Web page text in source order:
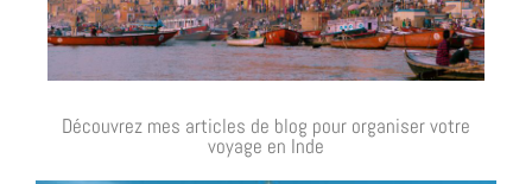
Découvrez mes articles de blog pour organiser votre
voyage en Inde